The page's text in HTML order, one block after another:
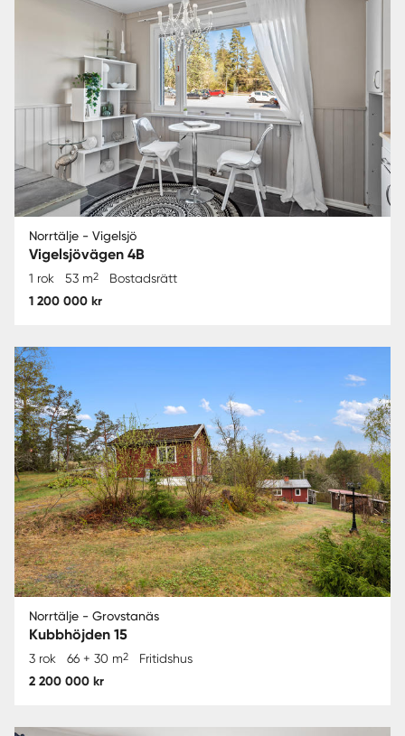
Norrtälje - Vigelsjö
Vigelsjövägen 4B
1 rok 53 m2 Bostadsrätt
1 200 000 kr
Norrtälje - Grovstanäs
Kubbhöjden 15
3 rok 66 + 30 m2 Fritidshus
2 200 000 kr